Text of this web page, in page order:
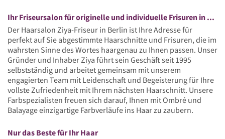
Ihr Friseursalon für originelle und individuelle Frisuren in Berlin
Der Haarsalon Ziya-Friseur in Berlin ist Ihre Adresse für
perfekt auf Sie abgestimmte Haarschnitte und Frisuren, die im
wahrsten Sinne des Wortes haargenau zu Ihnen passen. Unser
Gründer und Inhaber Ziya führt sein Geschäft seit 1995
selbstständig und arbeitet gemeinsam mit unserem
engagierten Team mit Leidenschaft und Begeisterung für Ihre
vollste Zufriedenheit mit Ihrem nächsten Haarschnitt. Unsere
Farbspezialisten freuen sich darauf, Ihnen mit Ombré und
Balayage einzigartige Farbverläufe ins Haar zu zaubern.
Nur das Beste für Ihr Haar